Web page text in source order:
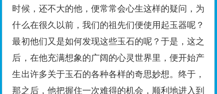
时候，还不大的他，便常常会心生这样的疑问，为
什么在很久以前，我们的祖先们便使用起玉器呢？
最初他们又是如何发现这些玉石的呢？于是，这之
后，在他充满想象的广阔的心灵世界里，便开始产
生出许多关于玉石的各种各样的奇思妙想。终于，
那之后，他把握住一次难得的机会，顺利地进入到